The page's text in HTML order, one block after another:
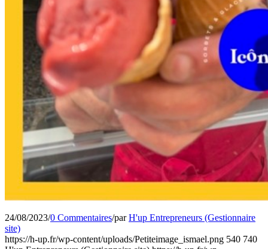
24/08/2023/0 Commentaires/parH'up Entrepreneurs (Gestionnaire
site)
https://h-up.fr/wp-content/uploads/Petiteimage_ismael.png 540 740